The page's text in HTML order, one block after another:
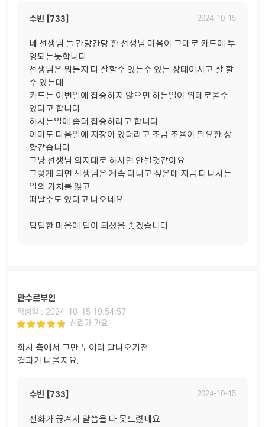
수빈 [733] 2024-10-15
네 선생님 늘 간당간당 한 선생님 마음이 그대로 카드에 투
영되는듯합니다
선생님은 뭐든지 다 잘할수 있는수 있는 상태이시고 잘 할
수 있는데
카드는 이번일에 집중하지 않으면 하는일이 위태로울수
있다고 합니다
하시는일에 좀더 집중하라고 합니다
아마도 다음일에 지장이 있더라고 조금 조율이 필요한 상
황같습니다
그냥 선생님 의지대로 하시면 안될것같아요
그렇게 되면 선생님은 계속 다니고 싶은데 지금 다니시는
일의 가치를 잃고
떠날수도 있다고 나오네요
답답한 마음에 답이 되셨음 좋겠습니다
만수르부인
작성일 : 2024-10-15 19:54:57
신뢰가 가요
회사 측에서 그만 두어라 말나오기전
결과가 나올지요.
수빈 [733] 2024-10-15
전화가 끊겨서 말씀을 다 못드렸네요